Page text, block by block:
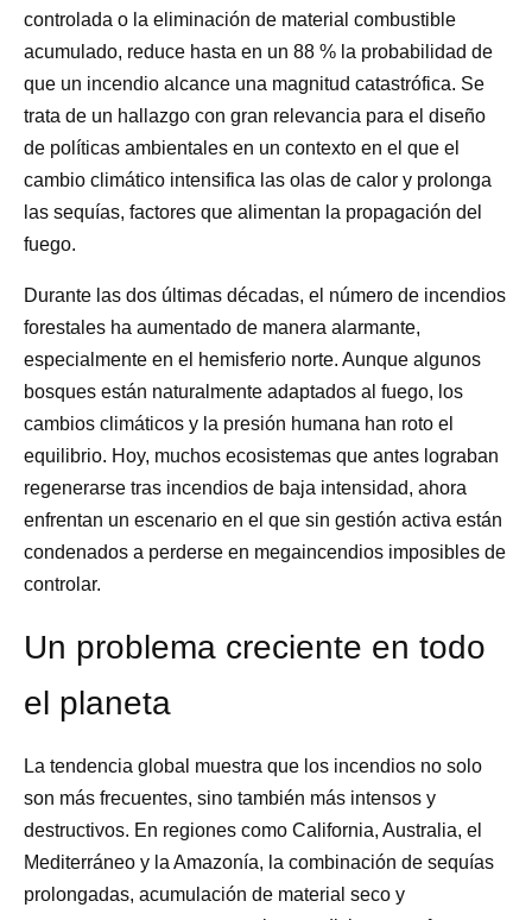
controlada o la eliminación de material combustible
acumulado, reduce hasta en un 88 % la probabilidad de
que un incendio alcance una magnitud catastrófica. Se
trata de un hallazgo con gran relevancia para el diseño
de políticas ambientales en un contexto en el que el
cambio climático intensifica las olas de calor y prolonga
las sequías, factores que alimentan la propagación del
fuego.
Durante las dos últimas décadas, el número de incendios
forestales ha aumentado de manera alarmante,
especialmente en el hemisferio norte. Aunque algunos
bosques están naturalmente adaptados al fuego, los
cambios climáticos y la presión humana han roto el
equilibrio. Hoy, muchos ecosistemas que antes lograban
regenerarse tras incendios de baja intensidad, ahora
enfrentan un escenario en el que sin gestión activa están
condenados a perderse en megaincendios imposibles de
controlar.
Un problema creciente en todo
el planeta
La tendencia global muestra que los incendios no solo
son más frecuentes, sino también más intensos y
destructivos. En regiones como California, Australia, el
Mediterráneo y la Amazonía, la combinación de sequías
prolongadas, acumulación de material seco y